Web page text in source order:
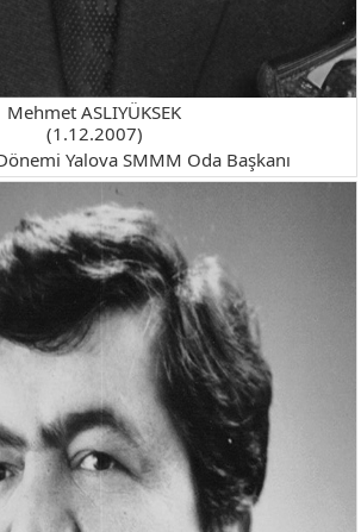
Mehmet ASLIYÜKSEK
(1.12.2007)
Yalova SMMM Oda Başkanı